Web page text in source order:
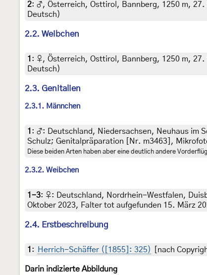
2: ♂, Österreich, Osttirol, Bannberg, 1250 m,
Deutsch)
2.2. Weibchen
1 : ♀, Österreich, Osttirol, Bannberg, 1250 m,
Deutsch)
2.3. Genitalien
2.3.1. Männchen
1 : ♂: Deutschland, Niedersachsen, Neuhaus im
Schulz; Genitalpräparation [Nr. m3463],
Diese beiden Arten haben aber eine deutlich andere
2.3.2. Weibchen
1-3: ♀: Deutschland, Nordrhein-Westfalen,
Oktober 2023, Falter tot aufgefunden 15. März
2.4. Erstbeschreibung
1 : Herrich-Schäffer ([1855]: 325) [nach
Darin indizierte Abbildung